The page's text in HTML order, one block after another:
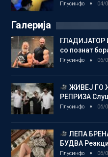
Плусинфо 04/
Галерија
ГЛАДИЈАТОР
со познат
Плусинфо 06/
ЖИВЕЈ ГО
РЕПРИЗА
Плусинфо 06/
ЛЕПА
БУДВА
Плусинфо 06/